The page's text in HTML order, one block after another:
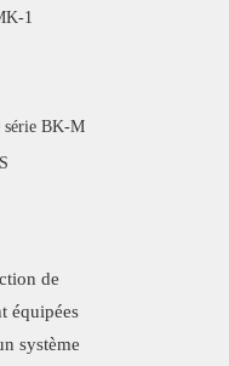
1
série BK-M
de
équipées
système